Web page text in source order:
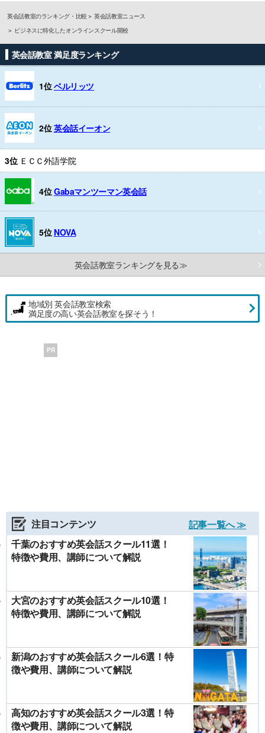
英会話教室のランキング・比較
英会話教室ニュース
ビジネスに特化したオンラインスクール開校
英会話教室 満足度ランキング
1位ベルリッツ
2位英会話イーオン
3位 ＥＣＣ外語学院
4位Gabaマンツーマン英会話
5位 NOVA
英会話教室ランキングを見る≫
地域別 英会話教室検索
満足度の高い英会話教室を探そう！
PR
注目コンテンツ
記事一覧へ ≫
千葉のおすすめ英会話スクール11選！
特徴や費用、講師について解説
大宮のおすすめ英会話スクール10選！
特徴や費用、講師について解説
新潟のおすすめ英会話スクール6選！特
徴や費用、講師について解説
高知のおすすめ英会話スクール3選！特
徴や費用、講師について解説